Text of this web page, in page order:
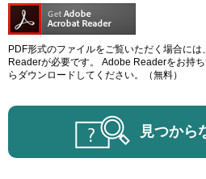
PDF形式のファイルをご覧いただく場合に
Readerが必要です。
Adobe Readerをお持
らダウンロードしてください。（無料）
見つから